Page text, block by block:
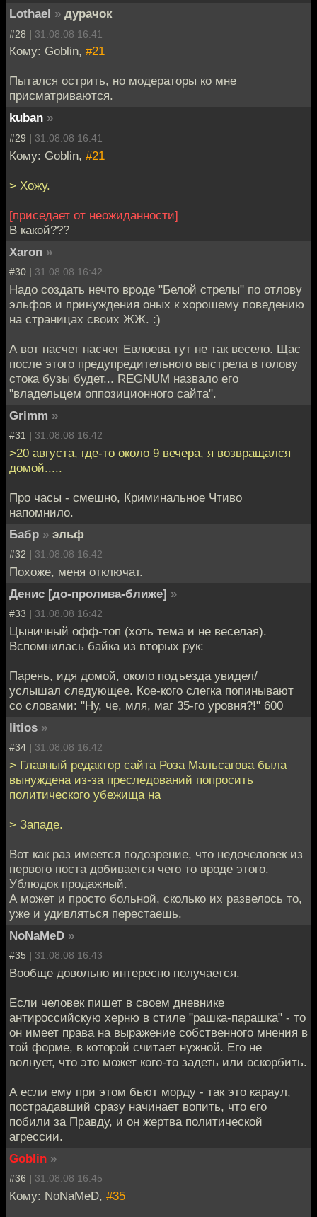
Lothael » дурачок
#28 | 31.08.08 16:41
Кому: Goblin, #21
Пытался острить, но модераторы ко мне
присматриваются.
kuban »
#29 | 31.08.08 16:41
Кому: Goblin, #21
> Хожу.
[приседает от неожиданности]
В какой???
Xaron »
#30 | 31.08.08 16:42
Надо создать нечто вроде "Белой стрелы" по отлову
эльфов и принуждения оных к хорошему поведению
на страницах своих ЖЖ. :)
А вот насчет насчет Евлоева тут не так весело. Щас
после этого предупредительного выстрела в голову
стока бузы будет... REGNUM назвало его
"владельцем оппозиционного сайта".
Grimm »
#31 | 31.08.08 16:42
>20 августа, где-то около 9 вечера, я возвращался
домой.....
Про часы - смешно, Криминальное Чтиво
напомнило.
Бабр » эльф
#32 | 31.08.08 16:42
Похоже, меня отключат.
Денис [до-пролива-ближе] »
#33 | 31.08.08 16:42
Цыничный офф-топ (хоть тема и не веселая).
Вспомнилась байка из вторых рук:
Парень, идя домой, около подъезда увидел/
услышал следующее. Кое-кого слегка попинывают
со словами: "Ну, че, мля, маг 35-го уровня?!" 600
litios »
#34 | 31.08.08 16:42
> Главный редактор сайта Роза Мальсагова была
вынуждена из-за преследований попросить
политического убежища на
> Западе.
Вот как раз имеется подозрение, что недочеловек из
первого поста добивается чего то вроде этого.
Ублюдок продажный.
А может и просто больной, сколько их развелось то,
уже и удивляться перестаешь.
NoNaMeD »
#35 | 31.08.08 16:43
Вообще довольно интересно получается.
Если человек пишет в своем дневнике
антироссийскую херню в стиле "рашка-парашка" - то
он имеет права на выражение собственного мнения в
той форме, в которой считает нужной. Его не
волнует, что это может кого-то задеть или оскорбить.
А если ему при этом бьют морду - так это караул,
пострадавший сразу начинает вопить, что его
побили за Правду, и он жертва политической
агрессии.
Goblin »
#36 | 31.08.08 16:45
Кому: NoNaMeD, #35